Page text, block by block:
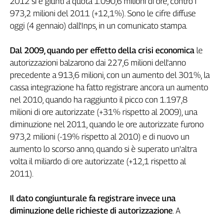
G8
di
Genova,
della
ragione
120
anni
Cgil
Collettiva
Academy
Collettiva
Play
Rubriche
Collettiva
La
settimana
973,2 milioni del 2011 (+12,1%). Sono le cifre diffuse
oggi (4 gennaio) dall'Inps, in un comunicato stampa.
Dal 2009, quando per effetto della crisi economica le
autorizzazioni balzarono dai 227,6 milioni dell'anno
precedente a 913,6 milioni, con un aumento del 301%, la
cassa integrazione ha fatto registrare ancora un aumento
nel 2010, quando ha raggiunto il picco con 1.197,8
milioni di ore autorizzate (+31% rispetto al 2009), una
diminuzione nel 2011, quando le ore autorizzate furono
973,2 milioni (-19% rispetto al 2010) e di nuovo un
aumento lo scorso anno, quando si è superato un'altra
volta il miliardo di ore autorizzate (+12,1 rispetto al
2011).
Il dato congiunturale fa registrare invece una
diminuzione delle richieste di autorizzazione. A